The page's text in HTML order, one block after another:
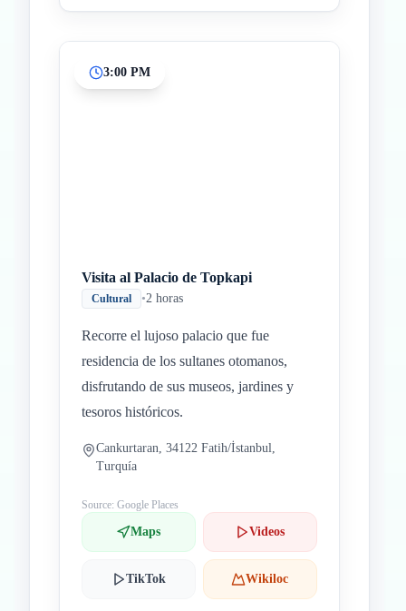
3:00 PM
Visita al Palacio de Topkapi
Cultural •2 horas
Recorre el lujoso palacio que fue
residencia de los sultanes otomanos,
disfrutando de sus museos, jardines y
tesoros históricos.
Cankurtaran, 34122 Fatih/İstanbul,
Turquía
Source: Google Places
Maps Videos
TikTok Wikiloc